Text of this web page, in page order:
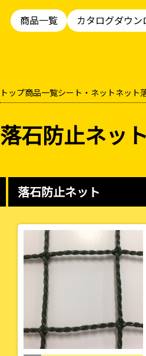
商品一覧 カタログダウン
トップ商品一覧シート・ネットネット
落石防止ネット
落石防止ネット